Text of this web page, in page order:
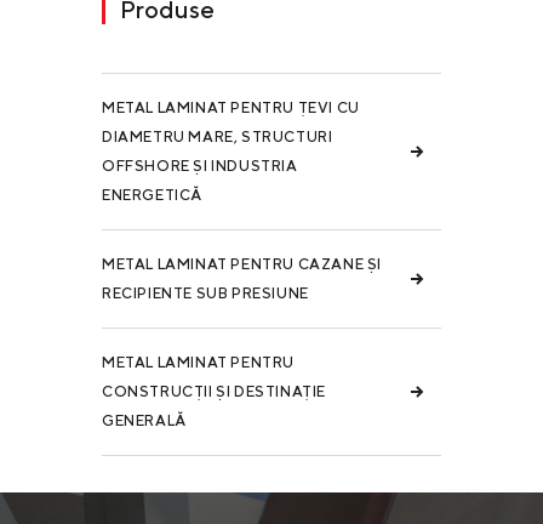
Produse
METAL LAMINAT PENTRU ȚEVI CU
DIAMETRU MARE, STRUCTURI
OFFSHORE ȘI INDUSTRIA
ENERGETICĂ
METAL LAMINAT PENTRU CAZANE ȘI
RECIPIENTE SUB PRESIUNE
METAL LAMINAT PENTRU
CONSTRUCȚII ȘI DESTINAȚIE
GENERALĂ